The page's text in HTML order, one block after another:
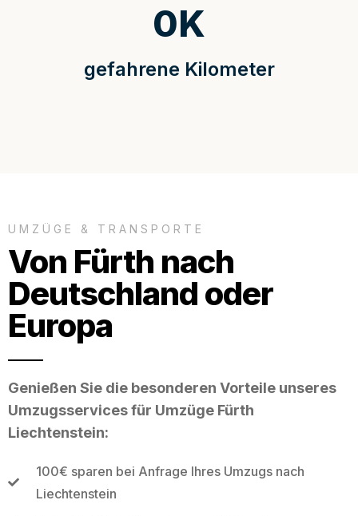
gefahrene Kilometer
0K
UMZÜGE & TRANSPORTE
Von Fürth nach
Deutschland oder
Europa
Genießen Sie die besonderen Vorteile unseres
Umzugsservices für Umzüge Fürth
Liechtenstein:
100€ sparen bei Anfrage Ihres Umzugs nach
Liechtenstein